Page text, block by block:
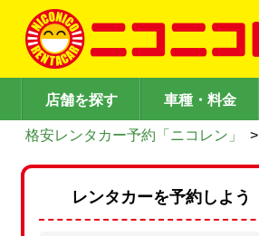
店舗を探す 車種・料金
格安レンタカー予約「ニコレン」 >
レンタカーを予約しよう